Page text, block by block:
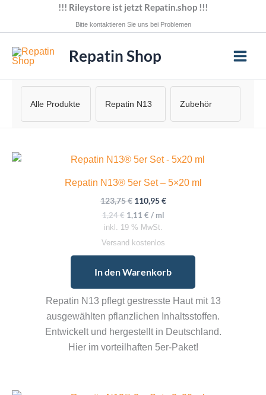
!!! Rileystore ist jetzt Repatin.shop !!!
Bitte kontaktieren Sie uns bei Problemen
Repatin Shop
Alle Produkte Repatin N13 Zubehör
Repatin N13® 5er Set – 5×20 ml
123,75€ Ursprünglicher
Preis
war:
123,75 €
110,95€Aktueller
1,24€ 1,11 € / ml
inkl. 19 % MwSt.
Versand kostenlos
In den Warenkorb
Repatin N13 pflegt gestresste Haut mit 13
ausgewählten pflanzlichen Inhaltsstoffen.
Entwickelt und hergestellt in Deutschland.
Hier im vorteilhaften 5er-Paket!